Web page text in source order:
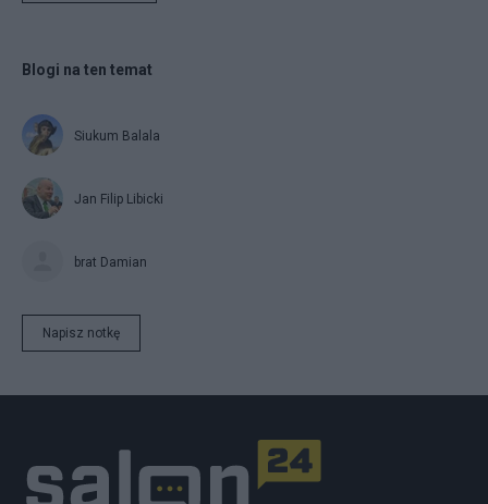
Blogi na ten temat
Siukum Balala
Jan Filip Libicki
brat Damian
Napisz notkę